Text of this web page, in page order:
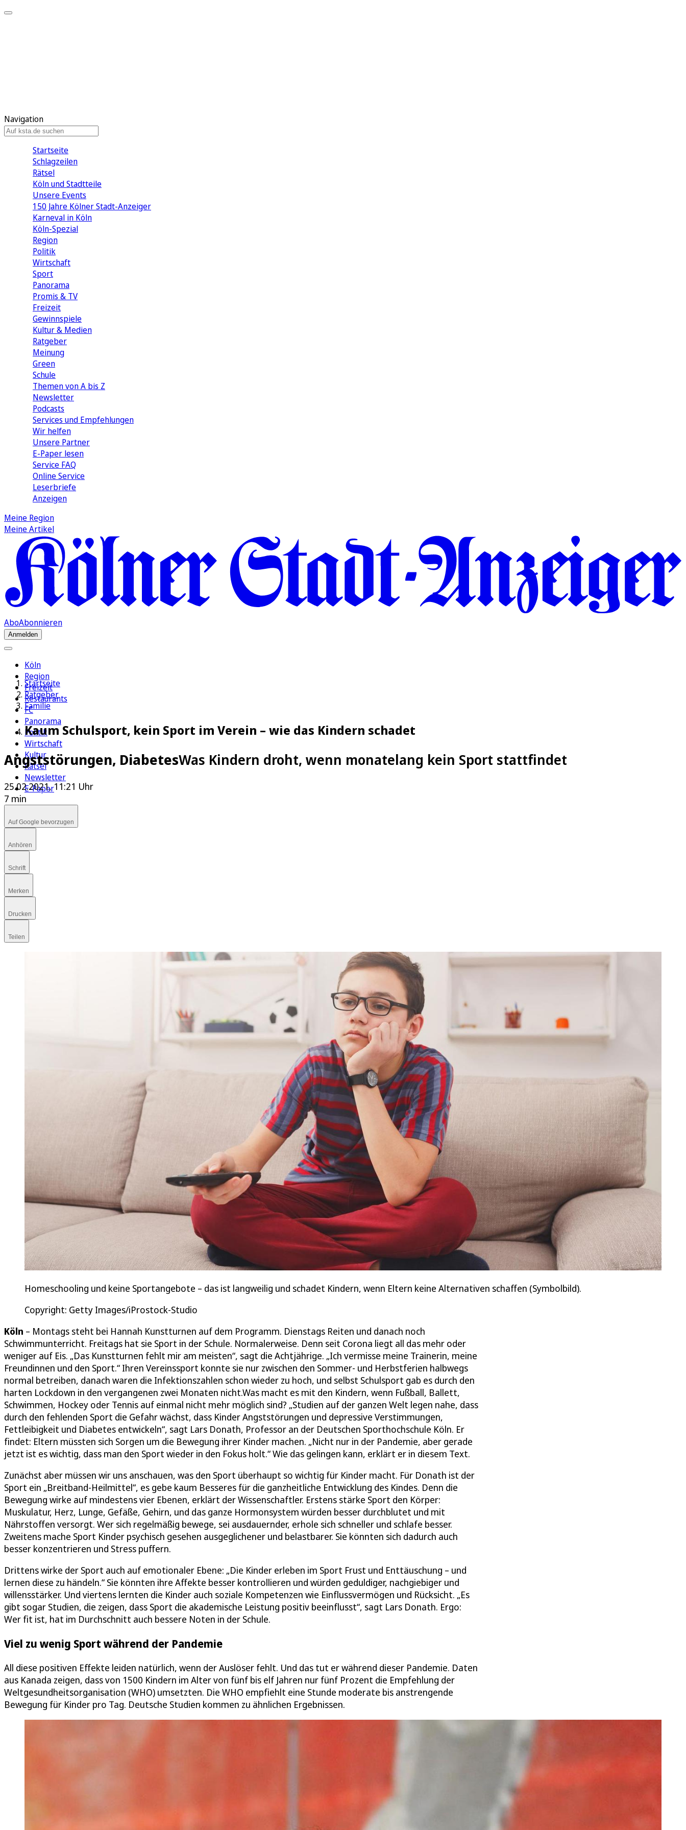
Navigation
Startseite
Schlagzeilen
Rätsel
Köln und Stadtteile
Unsere Events
150 Jahre Kölner Stadt-Anzeiger
Karneval in Köln
Köln-Spezial
Region
Politik
Wirtschaft
Sport
Panorama
Promis & TV
Freizeit
Gewinnspiele
Kultur & Medien
Ratgeber
Meinung
Green
Schule
Themen von A bis Z
Newsletter
Podcasts
Services und Empfehlungen
Wir helfen
Unsere Partner
E-Paper lesen
Service FAQ
Online Service
Leserbriefe
Anzeigen
Meine Region
Meine Artikel
AboAbonnieren
Anmelden
Köln
Region
Freizeit
Restaurants
FC
Panorama
Politik
Wirtschaft
Kultur
Rätsel
Newsletter
E-Paper
Startseite
Ratgeber
Familie
Kaum Schulsport, kein Sport im Verein – wie das Kindern schadet
Angststörungen, DiabetesWas Kindern droht, wenn monatelang kein Sport stattfindet
25.02.2021, 11:21 Uhr
7 min
Auf Google bevorzugen
Anhören
Schrift
Merken
Drucken
Teilen
Homeschooling und keine Sportangebote – das ist langweilig und schadet Kindern, wenn Eltern keine Alternativen schaffen (Symbolbild).
Copyright: Getty Images/iProstock-Studio
Köln – Montags steht bei Hannah Kunstturnen auf dem Programm. Dienstags Reiten und danach noch
Schwimmunterricht. Freitags hat sie Sport in der Schule. Normalerweise. Denn seit Corona liegt all das mehr oder
weniger auf Eis. „Das Kunstturnen fehlt mir am meisten“, sagt die Achtjährige. „Ich vermisse meine Trainerin, meine
Freundinnen und den Sport.“ Ihren Vereinssport konnte sie nur zwischen den Sommer- und Herbstferien halbwegs
normal betreiben, danach waren die Infektionszahlen schon wieder zu hoch, und selbst Schulsport gab es durch den
harten Lockdown in den vergangenen zwei Monaten nicht.Was macht es mit den Kindern, wenn Fußball, Ballett,
Schwimmen, Hockey oder Tennis auf einmal nicht mehr möglich sind? „Studien auf der ganzen Welt legen nahe, dass
durch den fehlenden Sport die Gefahr wächst, dass Kinder Angststörungen und depressive Verstimmungen,
Fettleibigkeit und Diabetes entwickeln“, sagt Lars Donath, Professor an der Deutschen Sporthochschule Köln. Er
findet: Eltern müssten sich Sorgen um die Bewegung ihrer Kinder machen. „Nicht nur in der Pandemie, aber gerade
jetzt ist es wichtig, dass man den Sport wieder in den Fokus holt.“ Wie das gelingen kann, erklärt er in diesem Text.
Zunächst aber müssen wir uns anschauen, was den Sport überhaupt so wichtig für Kinder macht. Für Donath ist der
Sport ein „Breitband-Heilmittel“, es gebe kaum Besseres für die ganzheitliche Entwicklung des Kindes. Denn die
Bewegung wirke auf mindestens vier Ebenen, erklärt der Wissenschaftler. Erstens stärke Sport den Körper:
Muskulatur, Herz, Lunge, Gefäße, Gehirn, und das ganze Hormonsystem würden besser durchblutet und mit
Nährstoffen versorgt. Wer sich regelmäßig bewege, sei ausdauernder, erhole sich schneller und schlafe besser.
Zweitens mache Sport Kinder psychisch gesehen ausgeglichener und belastbarer. Sie könnten sich dadurch auch
besser konzentrieren und Stress puffern.
Drittens wirke der Sport auch auf emotionaler Ebene: „Die Kinder erleben im Sport Frust und Enttäuschung – und
lernen diese zu händeln.“ Sie könnten ihre Affekte besser kontrollieren und würden geduldiger, nachgiebiger und
willensstärker. Und viertens lernten die Kinder auch soziale Kompetenzen wie Einflussvermögen und Rücksicht. „Es
gibt sogar Studien, die zeigen, dass Sport die akademische Leistung positiv beeinflusst“, sagt Lars Donath. Ergo:
Wer fit ist, hat im Durchschnitt auch bessere Noten in der Schule.
Viel zu wenig Sport während der Pandemie
All diese positiven Effekte leiden natürlich, wenn der Auslöser fehlt. Und das tut er während dieser Pandemie. Daten
aus Kanada zeigen, dass von 1500 Kindern im Alter von fünf bis elf Jahren nur fünf Prozent die Empfehlung der
Weltgesundheitsorganisation (WHO) umsetzten. Die WHO empfiehlt eine Stunde moderate bis anstrengende
Bewegung für Kinder pro Tag. Deutsche Studien kommen zu ähnlichen Ergebnissen.